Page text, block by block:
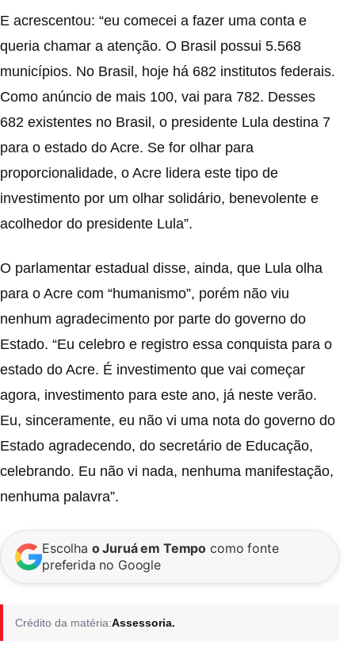
E acrescentou: “eu comecei a fazer uma conta e
queria chamar a atenção. O Brasil possui 5.568
municípios. No Brasil, hoje há 682 institutos federais.
Como anúncio de mais 100, vai para 782. Desses
682 existentes no Brasil, o presidente Lula destina 7
para o estado do Acre. Se for olhar para
proporcionalidade, o Acre lidera este tipo de
investimento por um olhar solidário, benevolente e
acolhedor do presidente Lula”.
O parlamentar estadual disse, ainda, que Lula olha
para o Acre com “humanismo”, porém não viu
nenhum agradecimento por parte do governo do
Estado. “Eu celebro e registro essa conquista para o
estado do Acre. É investimento que vai começar
agora, investimento para este ano, já neste verão.
Eu, sinceramente, eu não vi uma nota do governo do
Estado agradecendo, do secretário de Educação,
celebrando. Eu não vi nada, nenhuma manifestação,
nenhuma palavra”.
Escolha o Juruá em Tempo como fonte
preferida no Google
Crédito da matéria:Assessoria.